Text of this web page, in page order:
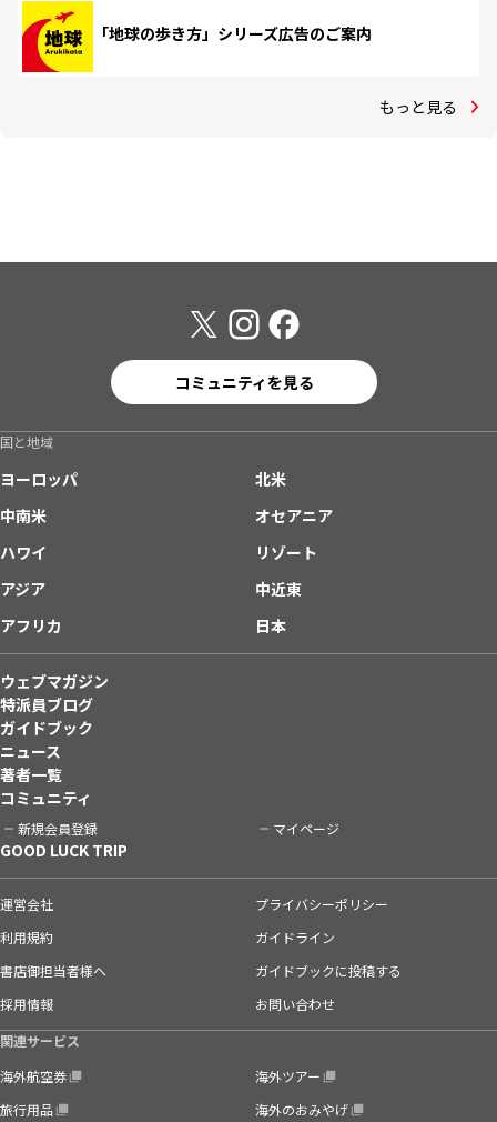
「地球の歩き方」シリーズ広告のご案内
もっと見る
コミュニティを見る
国と地域
ヨーロッパ
北米
中南米
オセアニア
ハワイ
リゾート
アジア
中近東
アフリカ
日本
ウェブマガジン
特派員ブログ
ガイドブック
ニュース
著者一覧
コミュニティ
新規会員登録 マイページ
GOOD LUCK TRIP
運営会社
プライバシーポリシー
利用規約
ガイドライン
書店御担当者様へ
ガイドブックに投稿する
採用情報
お問い合わせ
関連サービス
海外航空券
海外ツアー
旅行用品
海外のおみやげ